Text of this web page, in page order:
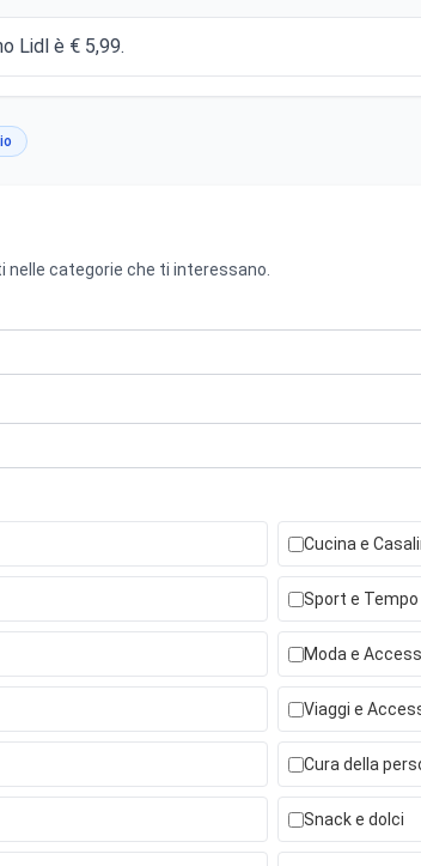
Lidl è € 5,99.
nelle categorie che ti interessano.
Cucina e
Sport e Tempo
Moda e
Viaggi e
Cura della
Snack e dolci